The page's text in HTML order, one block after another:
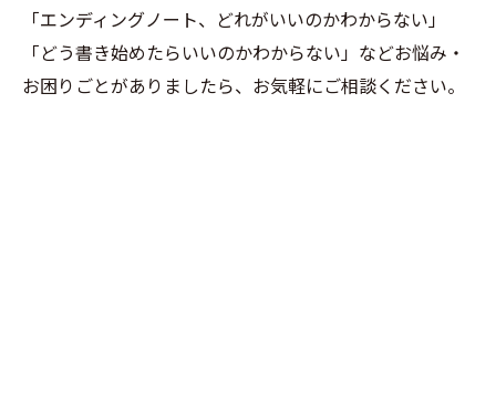
「エンディングノート、どれがいいのかわからない」
「どう書き始めたらいいのかわからない」などお悩み・
お困りごとがありましたら、お気軽にご相談ください。